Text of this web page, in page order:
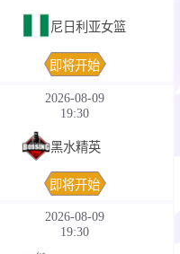
尼日利亚女篮
即将开始
2026-08-09
19:30
黑水精英
即将开始
2026-08-09
19:30